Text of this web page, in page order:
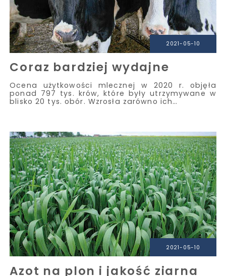
2021-05-10
Coraz bardziej wydajne
Ocena użytkowości mlecznej w 2020 r. objęła
ponad 797 tys. krów, które były utrzymywane w
blisko 20 tys. obór. Wzrosła zarówno ich…
2021-05-10
Azot na plon i jakość ziarna